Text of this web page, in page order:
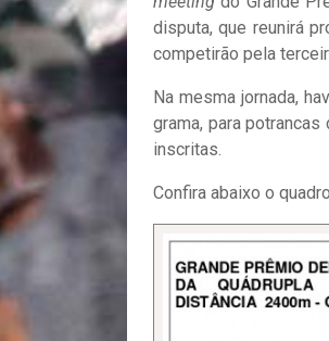
disputa, que reunirá
competirão pela
Na mesma jornada,
grama, para
inscritas.
Confira abaixo o